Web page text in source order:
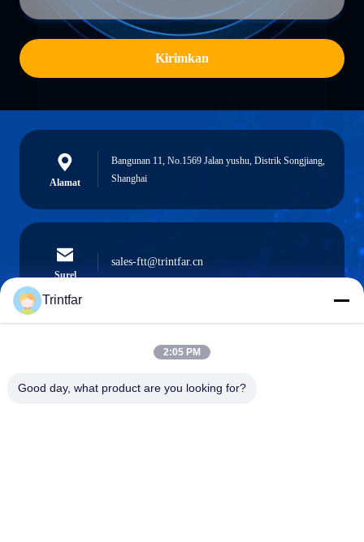
Kirimkan
Alamat
Bangunan 11, No.1569 Jalan yushu, Distrik Songjiang,
Shanghai
Surel
sales-ftt@trintfar.cn
0086- 15216883036
Trintfar
2:05 PM
Good day, what product are you looking for?